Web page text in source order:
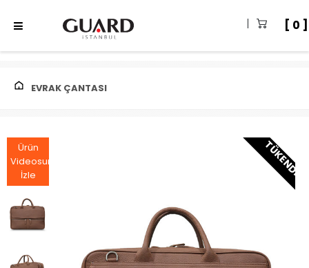
0
EVRAK ÇANTASI
Ürün
Videosunu
İzle
TÜKENDI